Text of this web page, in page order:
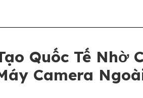
Quốc Tế Nhờ
Camera